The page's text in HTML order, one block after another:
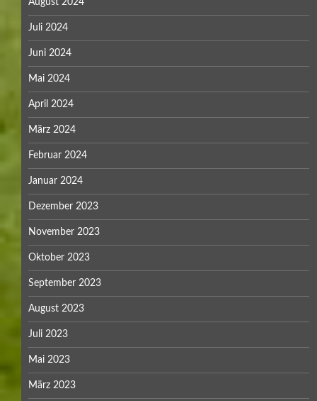
August 2024
Juli 2024
Juni 2024
Mai 2024
April 2024
März 2024
Februar 2024
Januar 2024
Dezember 2023
November 2023
Oktober 2023
September 2023
August 2023
Juli 2023
Mai 2023
März 2023